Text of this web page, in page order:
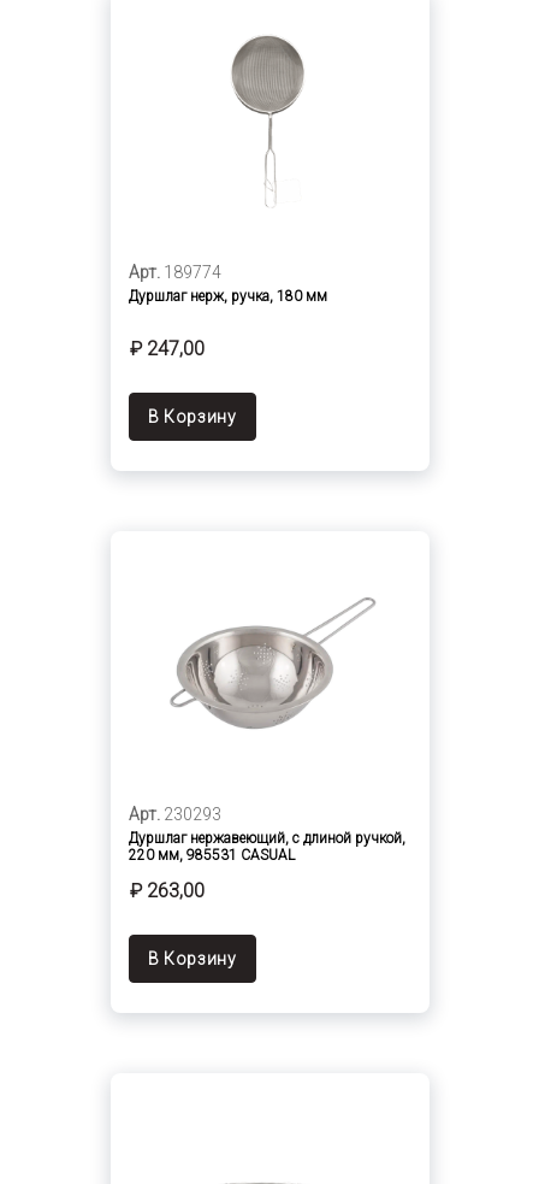
Арт. 189774
Дуршлаг нерж, ручка, 180 мм
₽ 247,00
В Корзину
Арт. 230293
Дуршлаг нержавеющий, с длиной ручкой,
220 мм, 985531 CASUAL
₽ 263,00
В Корзину